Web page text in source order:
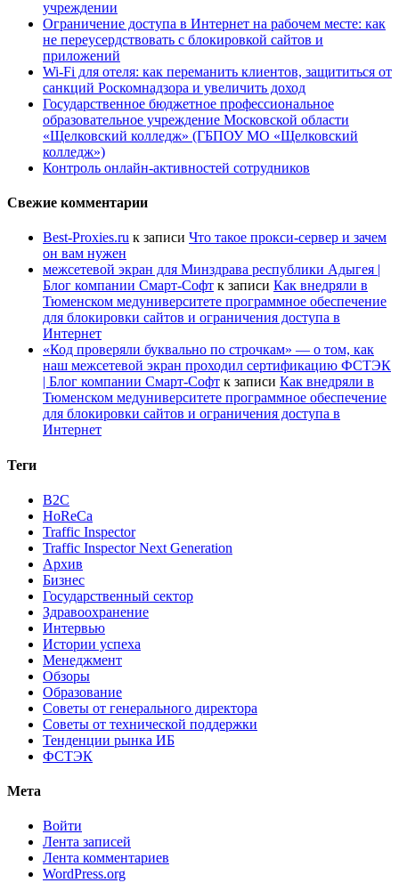
учреждении
Ограничение доступа в Интернет на рабочем месте: как
не переусердствовать с блокировкой сайтов и
приложений
Wi-Fi для отеля: как переманить клиентов, защититься от
санкций Роскомнадзора и увеличить доход
Государственное бюджетное профессиональное
образовательное учреждение Московской области
«Щелковский колледж» (ГБПОУ МО «Щелковский
колледж»)
Контроль онлайн-активностей сотрудников
Свежие комментарии
Best-Proxies.ru к записи Что такое прокси-сервер и зачем
он вам нужен
межсетевой экран для Минздрава республики Адыгея |
Блог компании Смарт-Софт к записи Как внедряли в
Тюменском медуниверситете программное обеспечение
для блокировки сайтов и ограничения доступа в
Интернет
«Код проверяли буквально по строчкам» — о том, как
наш межсетевой экран проходил сертификацию ФСТЭК
| Блог компании Смарт-Софт к записи Как внедряли в
Тюменском медуниверситете программное обеспечение
для блокировки сайтов и ограничения доступа в
Интернет
Теги
B2C
HoReCa
Traffic Inspector
Traffic Inspector Next Generation
Архив
Бизнес
Государственный сектор
Здравоохранение
Интервью
Истории успеха
Менеджмент
Обзоры
Образование
Советы от генерального директора
Советы от технической поддержки
Тенденции рынка ИБ
ФСТЭК
Мета
Войти
Лента записей
Лента комментариев
WordPress.org